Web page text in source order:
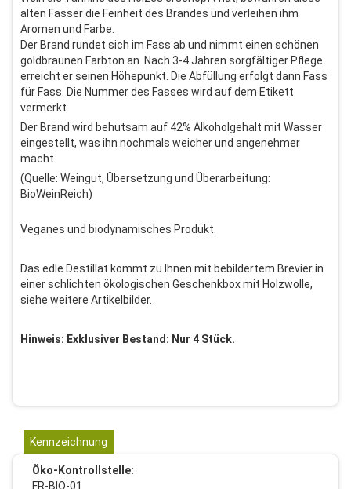
alten Fässer die Feinheit des Brandes und verleihen ihm
Aromen und Farbe.
Der Brand rundet sich im Fass ab und nimmt einen schönen
goldbraunen Farbton an. Nach 3-4 Jahren sorgfältiger Pflege
erreicht er seinen Höhepunkt. Die Abfüllung erfolgt dann Fass
für Fass. Die Nummer des Fasses wird auf dem Etikett
vermerkt.
Der Brand wird behutsam auf 42% Alkoholgehalt mit Wasser
eingestellt, was ihn nochmals weicher und angenehmer
macht.
(Quelle: Weingut, Übersetzung und Überarbeitung:
BioWeinReich)
Veganes und biodynamisches Produkt.
Das edle Destillat kommt zu Ihnen mit bebildertem Brevier in
einer schlichten ökologischen Geschenkbox mit Holzwolle,
siehe weitere Artikelbilder.
Hinweis: Exklusiver Bestand: Nur 4 Stück.
Kennzeichnung
Öko-Kontrollstelle:
FR-BIO-01